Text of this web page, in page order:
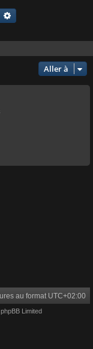
r
Rechercher
Aller à
au format UTC+02:00
Limited